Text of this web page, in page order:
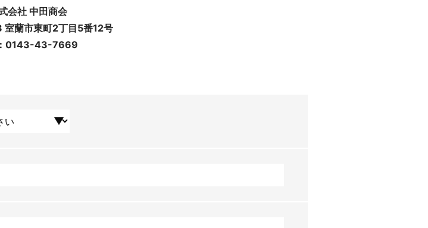
会社 中田商会
蘭市東町2丁目5番12号
0143-43-7669